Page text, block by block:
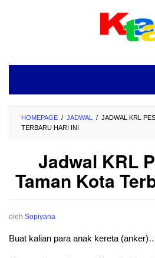
HOMEPAGE / JADWAL / JADWAL KRL
TERBARU HARI INI
Jadwal KRL
Taman Kota
oleh Sopiyana
Buat kalian para anak kereta